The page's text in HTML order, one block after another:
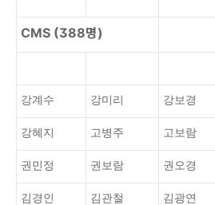
CMS (388명)
강계수 강미리 강보경
강혜지 고병주 고보람
권민정 권보람 권오경
김경인 김관철 김광연